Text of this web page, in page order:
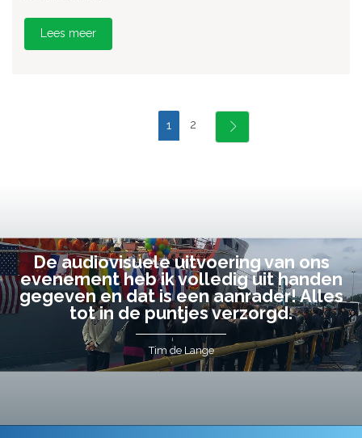
Lees meer
1 2
De audiovisuele uitvoering van ons
evenement heb ik volledig uit handen
gegeven en dat is een aanrader! Alles
tot in de puntjes verzorgd.
Tim de Lange